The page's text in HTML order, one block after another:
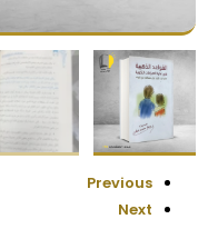
Previous
Next